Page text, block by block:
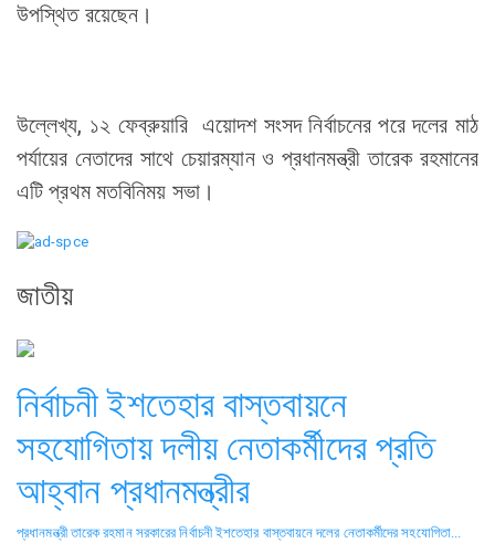
উপস্থিত রয়েছেন।
উল্লেখ্য, ১২ ফেব্রুয়ারি এয়োদশ সংসদ নির্বাচনের পরে দলের মাঠ
পর্যায়ের নেতাদের সাথে চেয়ারম্যান ও প্রধানমন্ত্রী তারেক রহমানের
এটি প্রথম মতবিনিময় সভা।
জাতীয়
নির্বাচনী ইশতেহার বাস্তবায়নে
সহযোগিতায় দলীয় নেতাকর্মীদের প্রতি
আহ্বান প্রধানমন্ত্রীর
প্রধানমন্ত্রী তারেক রহমান সরকারের নির্বাচনী ইশতেহার বাস্তবায়নে দলের নেতাকর্মীদের সহযোগিতা...